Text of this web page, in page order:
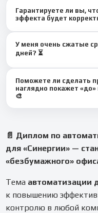
«Автоматизация
компании на базе
контрагентами через
«Проект внедрения СЭД
учреждении».
Гарантируете ли вы,
эффекта будет
ROI для ИТ-проектов,
прямых издержек. Все
подробно обоснованы,
У меня очень сжатые
дней? ⏳
автоматизации. При
исходных данных мы
Поможете ли сделать
наглядно покажет
🎨
«как стало»,
доклад. Защита пройдёт
📄 Диплом по
для «Синергии» —
«безбумажного»
Тема автоматизации
к повышению
контролю в любой